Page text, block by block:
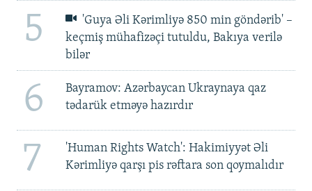
5
'Guya Əli Kərimliyə 850 min göndərib' –
keçmiş mühafizəçi tutuldu, Bakıya verilə
bilər
6
Bayramov: Azərbaycan Ukraynaya qaz
tədarük etməyə hazırdır
7
'Human Rights Watch': Hakimiyyət Əli
Kərimliyə qarşı pis rəftara son qoymalıdır